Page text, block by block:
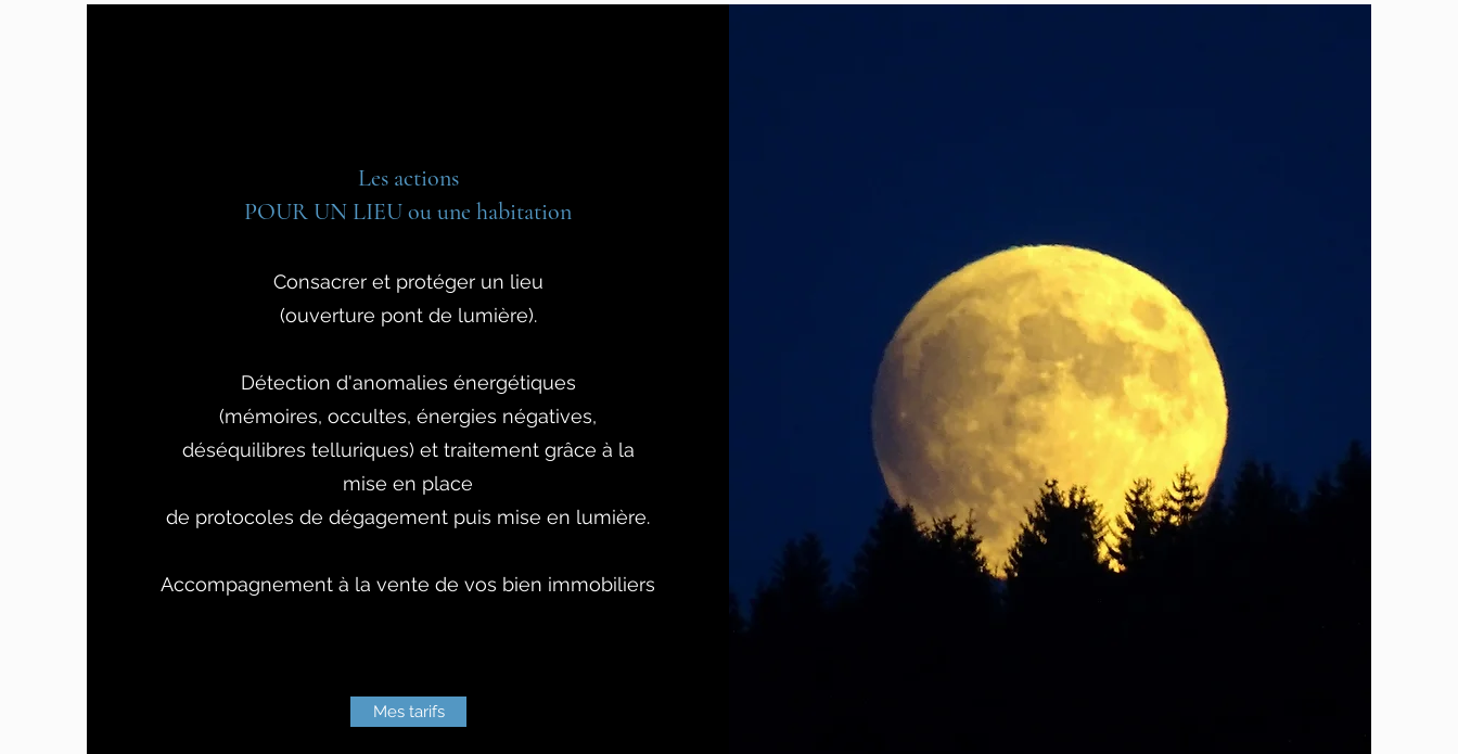
Les actions
POUR UN LIEU ou une habitation
Consacrer et protéger un lieu
(ouverture pont de lumière).
Détection d'anomalies énergétiques
(mémoires, occultes, énergies négatives,
déséquilibres telluriques) et traitement grâce à la
mise en place
de protocoles de dégagement puis mise en lumière.
Accompagnement à la vente de vos bien immobiliers
Mes tarifs